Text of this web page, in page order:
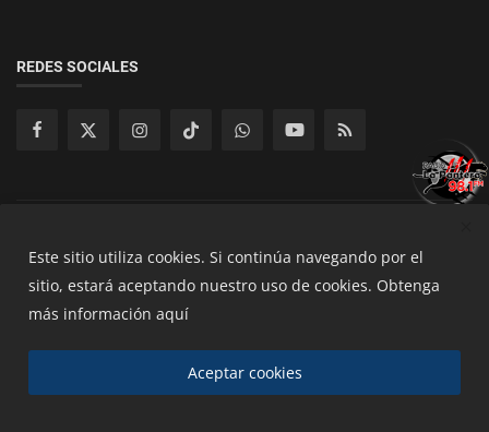
REDES SOCIALES
Copyright 2025 Radios de San Mguel - All Rights Reserved.
Terminos y Condiciones
Políticas de Privacidad
Políticas de cookies
Este sitio utiliza cookies. Si continúa navegando por el
sitio, estará aceptando nuestro uso de cookies. Obtenga
más información aquí
Aceptar cookies